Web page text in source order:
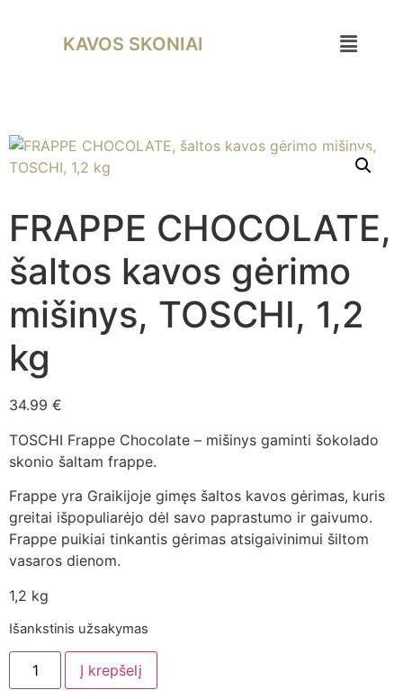
KAVOS SKONIAI
FRAPPE CHOCOLATE,
šaltos kavos gėrimo
mišinys, TOSCHI, 1,2
kg
34.99 €
TOSCHI Frappe Chocolate – mišinys gaminti šokolado
skonio šaltam frappe.
Frappe yra Graikijoje gimęs šaltos kavos gėrimas, kuris
greitai išpopuliarėjo dėl savo paprastumo ir gaivumo.
Frappe puikiai tinkantis gėrimas atsigaivinimui šiltom
vasaros dienom.
1,2 kg
Išankstinis užsakymas
Į krepšelį